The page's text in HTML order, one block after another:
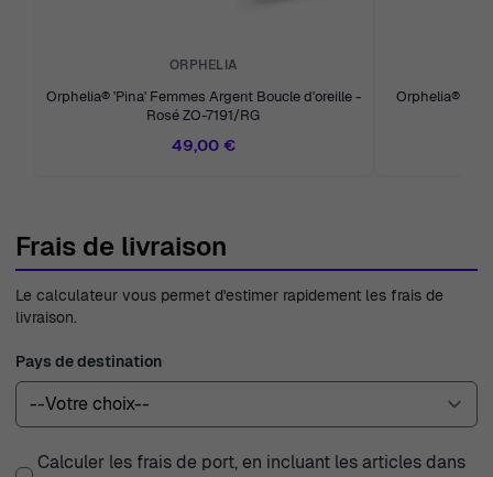
ORPHELIA
Orphelia® 'Pina' Femmes Argent Boucle d'oreille -
Rosé ZO-7191/RG
49,00 €
Orphelia®
Frais de livraison
Le calculateur vous permet d'estimer rapidement les frais de
livraison.
Pays de destination
Calculer les frais de port, en incluant les articles dans